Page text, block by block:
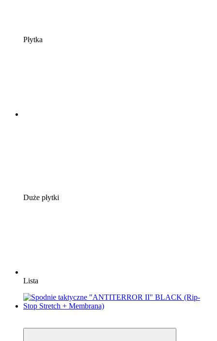
Płytka
Duże płytki
Lista